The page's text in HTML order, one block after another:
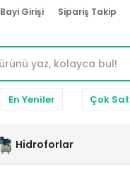
Bayi Girişi Sipariş Takip
En Yeniler Çok
Hidroforlar